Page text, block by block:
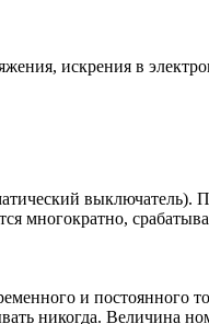
искрения в
выключатель).
многократно,
и постоянного
никогда. Величина